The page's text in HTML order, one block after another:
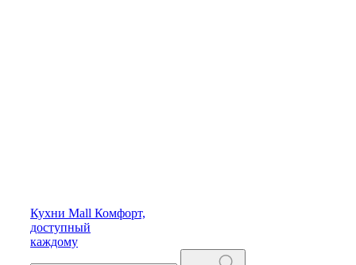
Кухни Mall Комфорт,
доступный
каждому